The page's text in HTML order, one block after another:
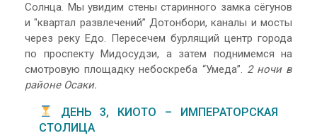
Солнца. Мы увидим стены старинного замка сёгунов
и "квартал развлечений” Дотонбори, каналы и мосты
через реку Едо. Пересечем бурлящий центр города
по проспекту Мидосудзи, а затем поднимемся на
смотровую площадку небоскреба “Умеда”. 2 ночи в
районе Осаки.
ДЕНЬ 3, КИОТО – ИМПЕРАТОРСКАЯ
СТОЛИЦА